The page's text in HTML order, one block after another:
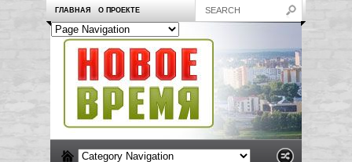
ГЛАВНАЯ О ПРОЕКТЕ